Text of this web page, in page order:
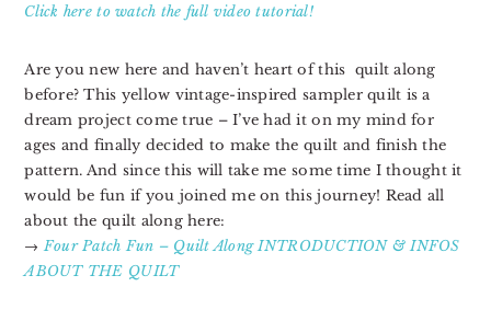
Click here to watch the full video tutorial!
Are you new here and haven’t heart of this quilt along
before? This yellow vintage-inspired sampler quilt is a
dream project come true – I’ve had it on my mind for
ages and finally decided to make the quilt and finish the
pattern. And since this will take me some time I thought it
would be fun if you joined me on this journey! Read all
about the quilt along here:
→Four Patch Fun – Quilt Along INTRODUCTION & INFOS
ABOUT THE QUILT